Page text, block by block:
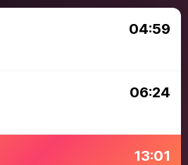
04:59
06:24
13:01